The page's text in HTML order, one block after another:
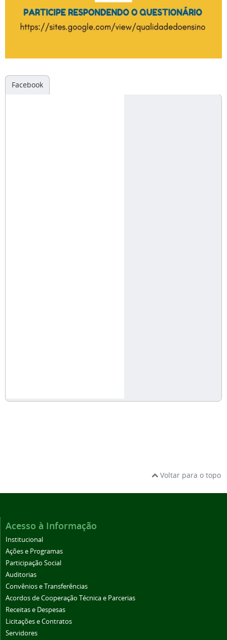
Facebook
Voltar para o topo
Acesso à Informação
Institucional
Ações e Programas
Participação Social
Auditorias
Convênios e Transferências
Acordos de Cooperação Técnica e Parcerias
Receitas e Despesas
Licitações e Contratos
Servidores